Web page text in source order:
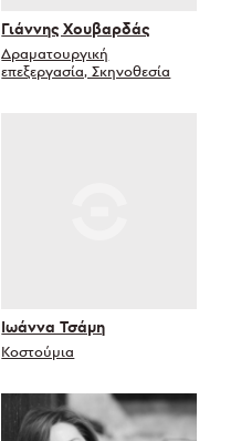
Γιάννης Χουβαρδάς
Δραματουργική
επεξεργασία, Σκηνοθεσία
Ιωάννα Τσάμη
Κοστούμια